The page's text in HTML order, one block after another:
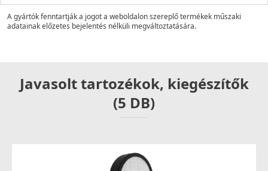
A gyártók fenntartják a jogot a weboldalon szereplő termékek műszaki
adatainak előzetes bejelentés nélküli megváltoztatására.
Javasolt tartozékok, kiegészítők
(5 DB)